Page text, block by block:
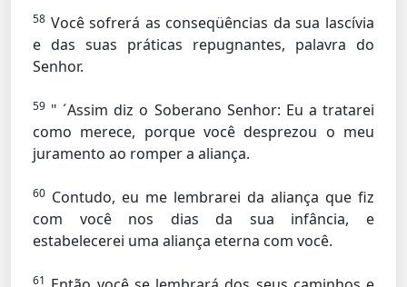
58 Você sofrerá as conseqüências da sua lascívia
e das suas práticas repugnantes, palavra do
Senhor.
59 " ´Assim diz o Soberano Senhor: Eu a tratarei
como merece, porque você desprezou o meu
juramento ao romper a aliança.
60 Contudo, eu me lembrarei da aliança que fiz
com você nos dias da sua infância, e
estabelecerei uma aliança eterna com você.
61